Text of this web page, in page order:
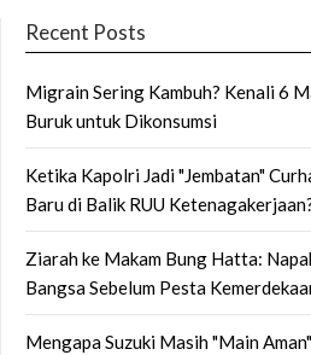
Recent Posts
Migrain Sering Kambuh? Kenali 6
Buruk untuk Dikonsumsi
Ketika Kapolri Jadi "Jembatan"
Baru di Balik RUU
Ziarah ke Makam Bung Hatta:
Bangsa Sebelum Pesta
Mengapa Suzuki Masih "Main